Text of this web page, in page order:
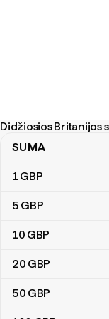
Didžiosios Britanijos
Didžiosios Britanijos
SUMA
1GBP
5 GBP
10 GBP
20 GBP
50 GBP